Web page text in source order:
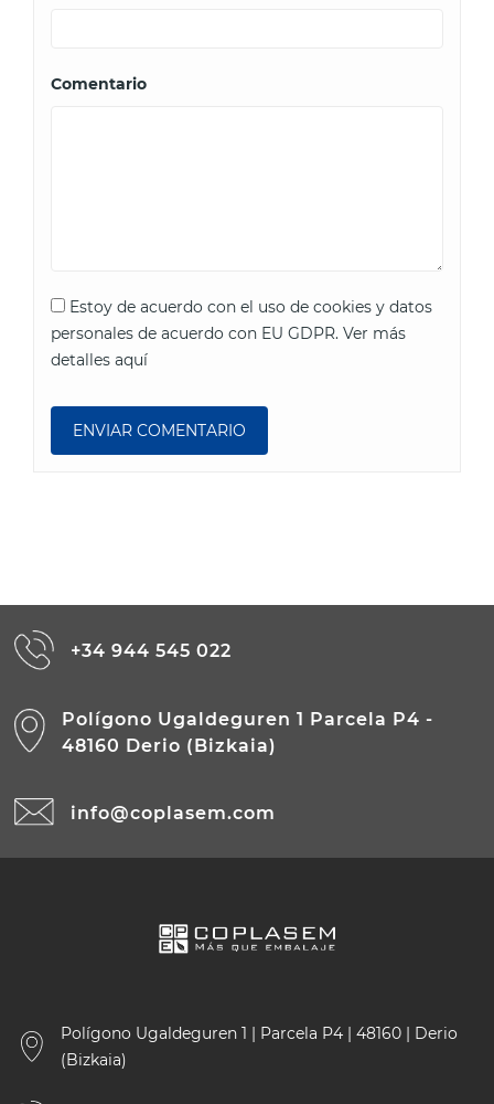
Comentario
Estoy de acuerdo con el uso de cookies y datos
personales de acuerdo con EU GDPR. Ver más
detalles aquí
+34 944 545 022
Polígono Ugaldeguren 1 Parcela P4 -
48160 Derio (Bizkaia)
info@coplasem.com
Polígono Ugaldeguren 1 | Parcela P4 | 48160 | Derio
(Bizkaia)